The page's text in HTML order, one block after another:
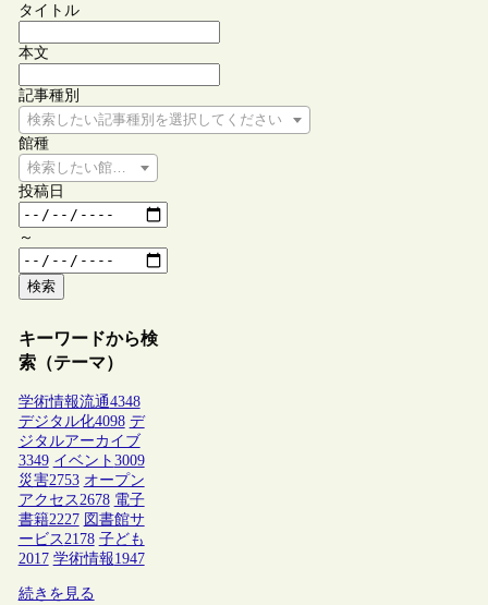
タイトル
本文
記事種別
検索したい記事種別を選択してください
館種
検索したい館種を選択してください
投稿日
～
検索
キーワードから検
索（テーマ）
学術情報流通4348
デジタル化4098 デ
ジタルアーカイブ
3349 イベント 3009
災害2753 オープン
アクセス2678 電子
書籍2227 図書館サ
ービス2178 子ども
2017 学術情報1947
続きを見る